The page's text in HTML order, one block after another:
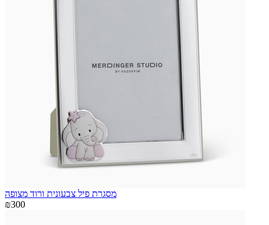
מסגרת פיל צבעונית ורוד מצופה
₪300